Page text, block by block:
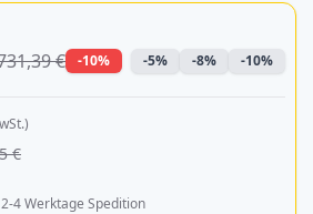
€ -10% -5% -8% -10%
€
4 Werktage Spedition